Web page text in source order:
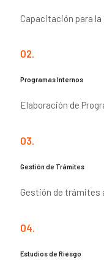
Capacitación para
02.
Programas Internos
Elaboración de
03.
Gestión de Trámites
Gestión de trámites
04.
Estudios de Riesgo